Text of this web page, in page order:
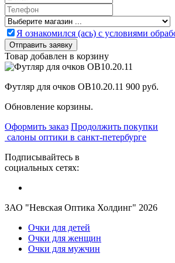
Я ознакомился (ась) с условиями
Товар добавлен в корзину
Футляр для очков OB10.20.11 900 руб.
Обновление корзины.
Оформить заказ Продолжить покупки
салоны оптики в санкт-петербурге
Подписывайтесь в
социальных сетях:
ЗАО "Невская Оптика Холдинг" 2026
Очки для детей
Очки для женщин
Очки для мужчин